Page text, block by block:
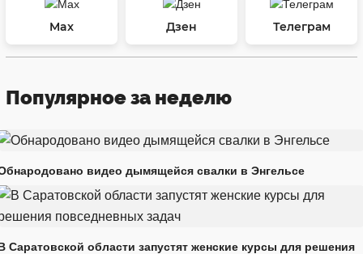
Max Дзен Телеграм
Популярное за неделю
видео дымящейся свалки в Энгельсе
Саратовской области запустят женские курсы для решения